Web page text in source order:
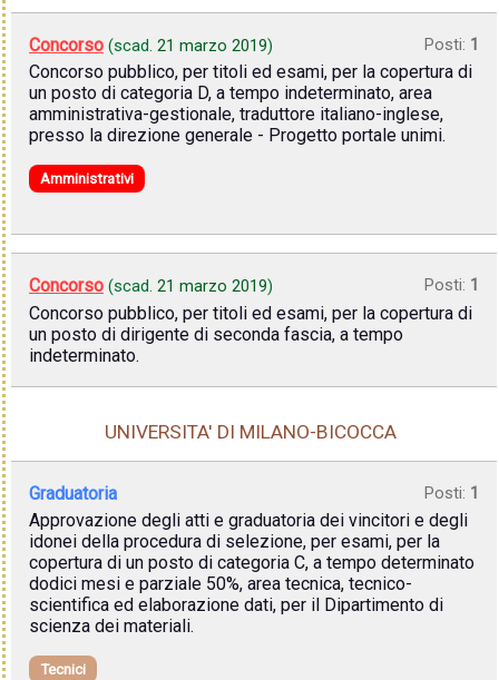
Concorso (scad. 21 marzo 2019) Posti: 1
Concorso pubblico, per titoli ed esami, per la copertura di
un posto di categoria D, a tempo indeterminato, area
amministrativa-gestionale, traduttore italiano-inglese,
presso la direzione generale - Progetto portale unimi.
Amministrativi
Concorso (scad. 21 marzo 2019) Posti: 1
Concorso pubblico, per titoli ed esami, per la copertura di
un posto di dirigente di seconda fascia, a tempo
indeterminato.
UNIVERSITA' DI MILANO-BICOCCA
Graduatoria Posti: 1
Approvazione degli atti e graduatoria dei vincitori e degli
idonei della procedura di selezione, per esami, per la
copertura di un posto di categoria C, a tempo determinato
dodici mesi e parziale 50%, area tecnica, tecnico-
scientifica ed elaborazione dati, per il Dipartimento di
scienza dei materiali.
Tecnici